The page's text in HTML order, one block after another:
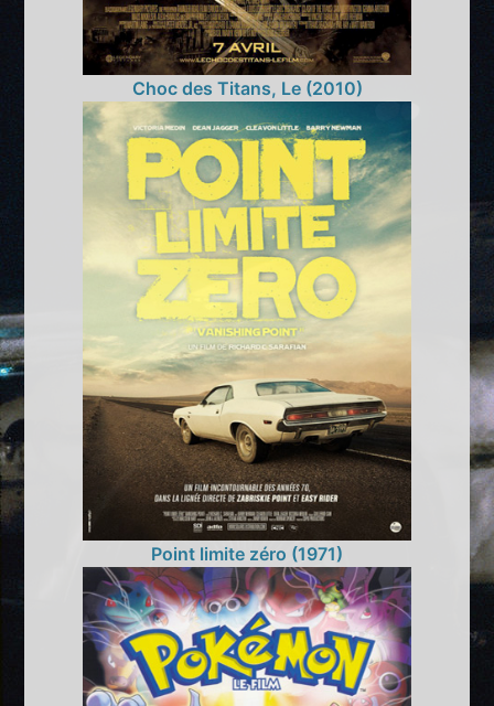
Choc des Titans, Le (2010)
Point limite zéro (1971)